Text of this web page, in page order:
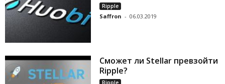
Ripple
Saffron - 06.03.2019
Сможет ли Stellar превзойти
Ripple?
Ripple